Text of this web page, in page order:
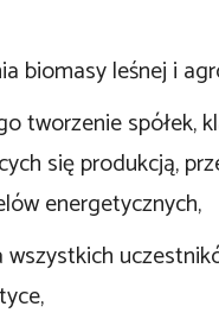
biomasy leśnej i
tworzenie spółek,
się produkcją,
energetycznych,